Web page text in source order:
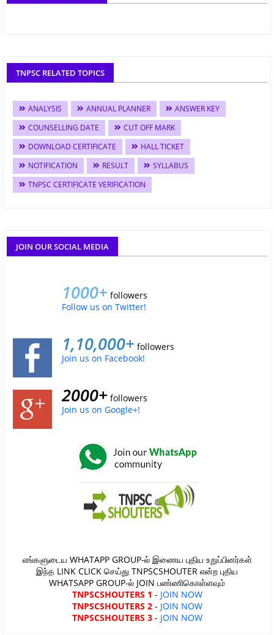
TNPSC RELATED TOPICS
ANALYSIS ANNUAL PLANNER
ANSWER KEY
COUNSELLING DATE
CUT OFF MARK
DOWNLOAD CERTIFICATE
HALL TICKET
NOTIFICATION
RESULT
SYLLABUS
TNPSC CERTIFICATE VERIFICATION
JOIN OUR SOCIAL MEDIA
1000+ followers
Follow us on Twitter!
1,10,000+ followers
Join us on Facebook!
2000+ followers
Join us on Google+!
எங்களுடைய WHATAPP GROUP-ல் இணைய புதிய உறுப்பினர்கள்
இந்த LINK CLICK செய்து TNPSCSHOUTER என்ற புதிய
WHATSAPP GROUP-ல் JOIN பண்ணிகொள்ளவும்
TNPSCSHOUTERS 1 - JOIN NOW
TNPSCSHOUTERS 2- JOIN NOW
TNPSCSHOUTERS 3- JOIN NOW